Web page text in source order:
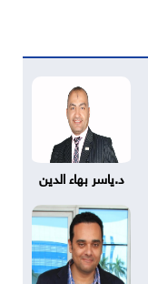
د.ياسر بهاء الدين